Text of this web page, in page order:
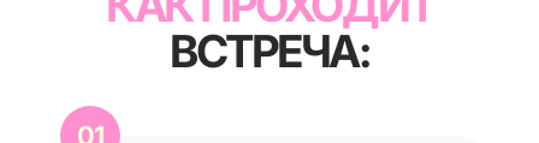
Первый управленческий чек-
лист и план на 7 дней: что
делать уже завтра в своем